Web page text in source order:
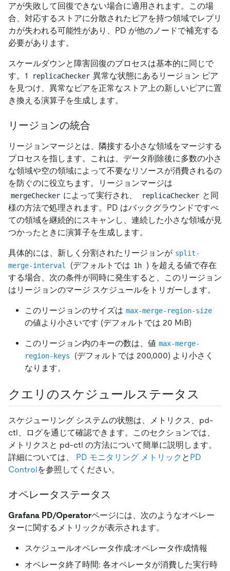
アが失敗して回復できない場合に適用されます。この場
合、対応するストアに分散されたピアを持つ領域でレプリ
カが失われる可能性があり、PD が他のノードで補充する
必要があります。
スケールダウンと障害回復のプロセスは基本的に同じで
す。1
replicaChecker 異常な状態にあるリージョン ピア
を見つけ、異常なピアを正常なストア上の新しいピアに置
き換える演算子を生成します。
リージョンの統合
リージョンマージとは、隣接する小さな領域をマージする
プロセスを指します。これは、データ削除後に多数の小さ
な領域や空の領域によって不要なリソースが消費されるの
を防ぐのに役立ちます。リージョンマージは
mergeChecker によって実行され、 replicaChecker と同
様の方法で処理されます。PD はバックグラウンドですべ
ての領域を継続的にスキャンし、連続した小さな領域が見
つかったときに演算子を生成します。
具体的には、新しく分割されたリージョンが split-
merge-interval
(デフォルトでは 1h ) を超える値で存在
する場合、次の条件が同時に発生すると、このリージョン
はリージョンのマージ スケジュールをトリガーします。
このリージョンのサイズは max-merge-region-size
の値より小さいです (デフォルトでは 20 MiB)
このリージョン内のキーの数は、値 max-merge-
region-keys
(デフォルトでは 200,000) より小さく
なります。
クエリのスケジュールステータス
スケジューリング システムの状態は、メトリクス、pd-
ctl、ログを通じて確認できます。このセクションでは、
メトリクスと pd-ctl の方法について簡単に説明します。
詳細については、 PD モニタリング メトリック と PD
Controlを参照してください。
オペレータステータス
Grafana PD/Operatorページには、次のようなオペレー
ターに関するメトリックが表示されます。
スケジュールオペレータ作成:オペレータ作成情報
オペレータ終了時間: 各オペレータが消費した実行時